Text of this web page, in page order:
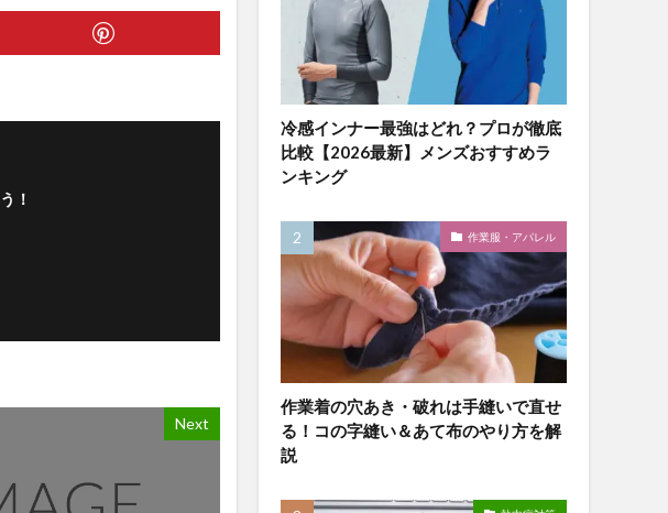
！
Next
冷感インナー最強はどれ？プロが徹底
比較【2026最新】メンズおすすめラ
ンキング
作業服・アパレル
作業着の穴あき・破れは手縫いで直せ
る！コの字縫い＆あて布のやり方を解
説